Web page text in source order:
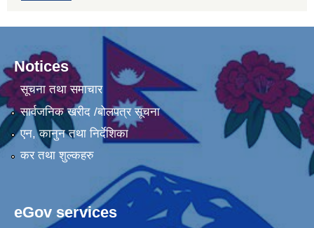
Notices
सूचना तथा समाचार
सार्वजनिक खरीद /बोलपत्र सूचना
एन, कानुन तथा निर्देशिका
कर तथा शुल्कहरु
eGov services